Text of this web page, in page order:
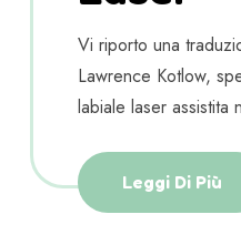
Vi riporto una
Lawrence Kotlow,
labiale laser assistita
Leggi Di Più